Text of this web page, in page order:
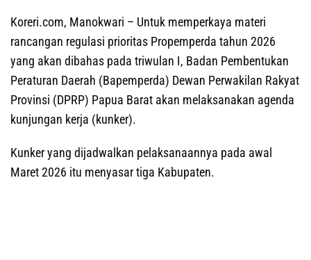
Koreri.com, Manokwari – Untuk memperkaya materi
rancangan regulasi prioritas Propemperda tahun 2026
yang akan dibahas pada triwulan I, Badan Pembentukan
Peraturan Daerah (Bapemperda) Dewan Perwakilan Rakyat
Provinsi (DPRP) Papua Barat akan melaksanakan agenda
kunjungan kerja (kunker).
Kunker yang dijadwalkan pelaksanaannya pada awal
Maret 2026 itu menyasar tiga Kabupaten.